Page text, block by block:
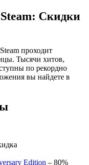
Скидки
проходит
Тысячи хитов,
по рекордно
вы найдете в
Edition – 80%